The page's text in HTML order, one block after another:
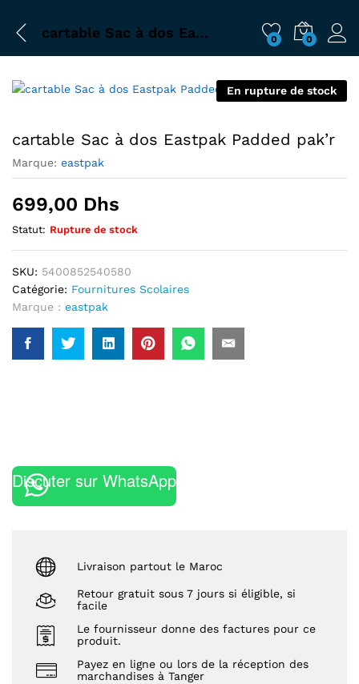
cartable Sac à dos Eastpak Padded pak’r 0 0
En rupture de stock
cartable Sac à dos Eastpak Padded pak’r
Marque: eastpak
699,00 Dhs
Statut: Rupture de stock
SKU: 5400852540580
Catégorie: Fournitures Scolaires
Marque : eastpak
Discuter sur WhatsApp
Livraison partout le Maroc
Retour gratuit sous 7 jours si éligible, si
facile
Le fournisseur donne des factures pour ce
produit.
Payez en ligne ou lors de la réception des
marchandises à Tanger